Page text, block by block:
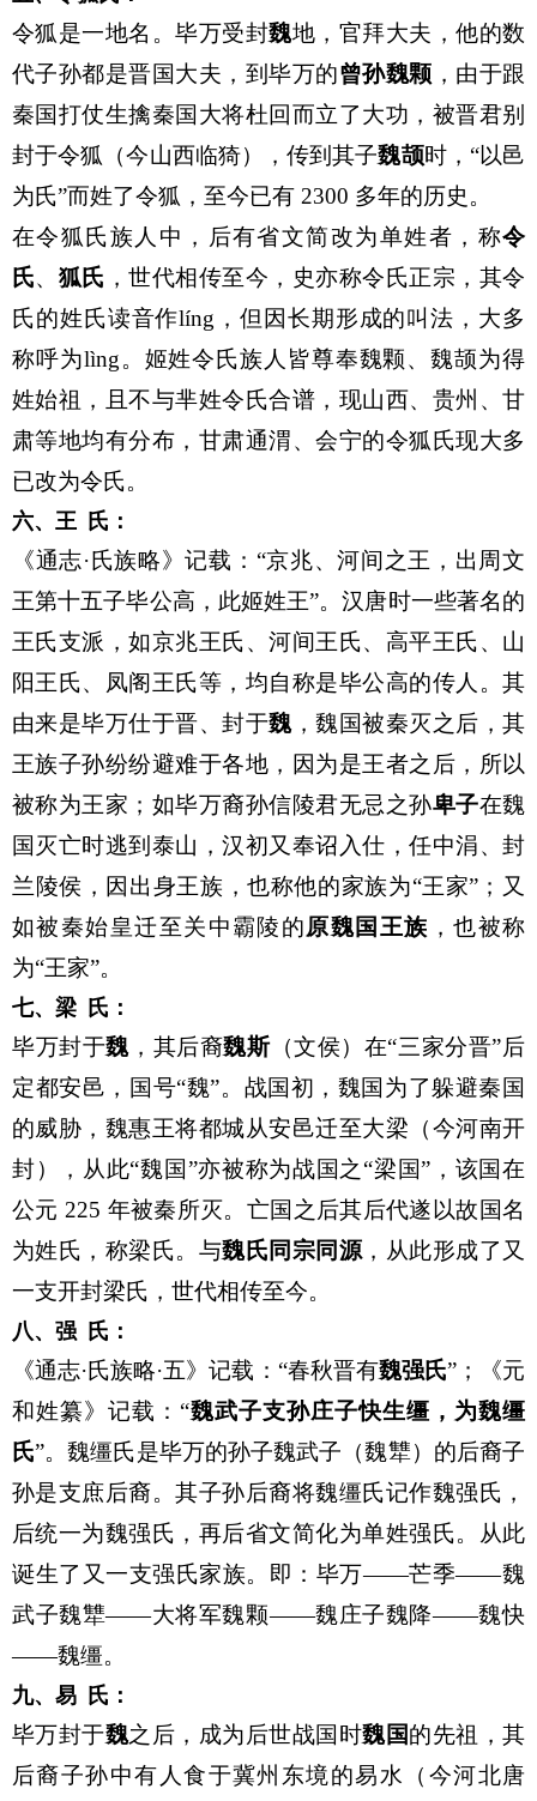
令狐是一地名。毕万受封魏地，官拜大夫，他的数
代子孙都是晋国大夫，到毕万的曾孙魏颗 ，由于跟
秦国打仗生擒秦国大将杜回而立了大功，被晋君别
封于令狐（今山西临猗），传到其子魏颉时，“以邑
为氏”而姓了令狐，至今已有 2300 多年的历史。
在令狐氏族人中，后有省文简改为单姓者，称令
氏、 狐氏 ，世代相传至今，史亦称令氏正宗，其令
氏的姓氏读音作líng，但因长期形成的叫法，大多
称呼为lìng。姬姓令氏族人皆尊奉魏颗、魏颉为得
姓始祖，且不与芈姓令氏合谱，现山西、贵州、甘
肃等地均有分布，甘肃通渭、会宁的令狐氏现大多
已改为令氏。
六、 王 氏：
《通志·氏族略》记载：“京兆、河间之王，出周文
王第十五子毕公高，此姬姓王”。汉唐时一些著名的
王氏支派，如京兆王氏、河间王氏、高平王氏、山
阳王氏、凤阁王氏等，均自称是毕公高的传人。其
由来是毕万仕于晋、封于魏，魏国被秦灭之后，其
王族子孙纷纷避难于各地，因为是王者之后，所以
被称为王家；如毕万裔孙信陵君无忌之孙卑子在魏
国灭亡时逃到泰山，汉初又奉诏入仕，任中涓、封
兰陵侯，因出身王族，也称他的家族为“王家”；又
如被秦始皇迁至关中霸陵的原魏国王族 ，也被称
为“王家”。
七、梁 氏：
毕万封于魏，其后裔魏斯（文侯）在“三家分晋”后
定都安邑，国号“魏”。战国初，魏国为了躲避秦国
的威胁，魏惠王将都城从安邑迁至大梁（今河南开
封），从此“魏国”亦被称为战国之“梁国”，该国在
公元 225 年被秦所灭。亡国之后其后代遂以故国名
为姓氏，称梁氏。 与魏氏同宗同源 ， 从此形成了又
一支开封梁氏，世代相传至今。
八、强 氏：
《通志·氏族略·五》记载：“春秋晋有魏强氏”；《元
和姓纂》记载：“魏武子支孙庄子快生缰，为魏缰
氏”。魏缰氏是毕万的孙子魏武子（魏犨）的后裔子
孙是支庶后裔。其子孙后裔将魏缰氏记作魏强氏，
后统一为魏强氏，再后省文简化为单姓强氏。从此
诞生了又一支强氏家族。即：毕万——芒季——魏
武子魏犨——大将军魏颗——魏庄子魏降——魏快
——魏缰。
九、易 氏 ：
毕万封于魏之后，成为后世战国时魏国的先祖，其
后裔子孙中有人食于冀州东境的易水（今河北唐